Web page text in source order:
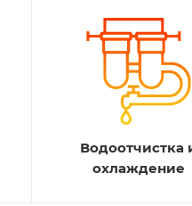
Водоотчистка
охлаждение